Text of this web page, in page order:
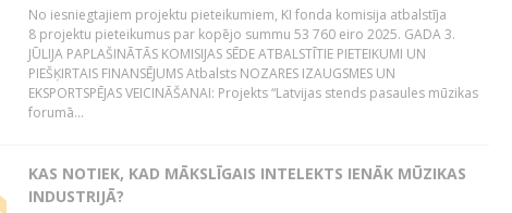
No iesniegtajiem projektu pieteikumiem, KI fonda komisija atbalstīja
8 projektu pieteikumus par kopējo summu 53 760 eiro 2025. GADA 3.
JŪLIJA PAPLAŠINĀTĀS KOMISIJAS SĒDE ATBALSTĪTIE PIETEIKUMI UN
PIEŠĶIRTAIS FINANSĒJUMS Atbalsts NOZARES IZAUGSMES UN
EKSPORTSPĒJAS VEICINĀŠANAI: Projekts “Latvijas stends pasaules mūzikas
forumā...
KAS NOTIEK, KAD MĀKSLĪGAIS INTELEKTS IENĀK MŪZIKAS
INDUSTRIJĀ?